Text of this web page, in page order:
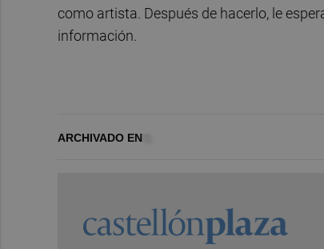
como artista. Después de hacerlo, le
información.
ARCHIVADO EN